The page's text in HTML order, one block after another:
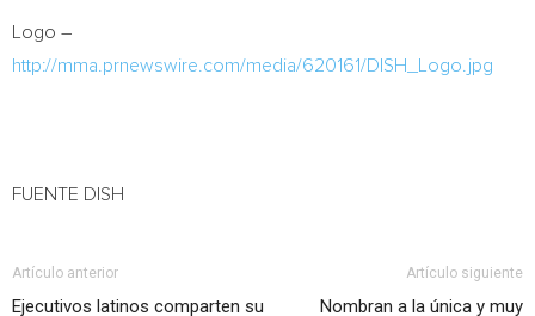
Logo –
http://mma.prnewswire.com/media/620161/DISH_Logo.jpg
FUENTE DISH
Artículo anterior
Ejecutivos latinos comparten su
Artículo siguiente
Nombran a la única y muy